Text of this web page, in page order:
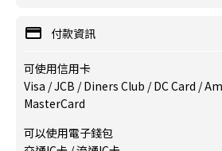
付款資訊
可使用信用卡
Visa / JCB / Diners Club / DC Card /
MasterCard
可以使用電子錢包